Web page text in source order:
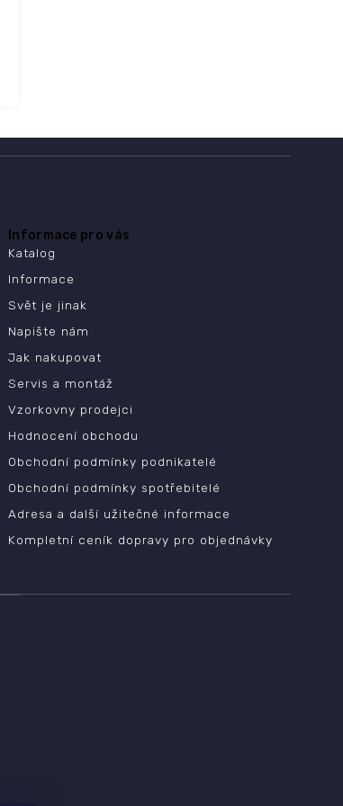
Informace pro vás
Katalog
Informace
Svět je jinak
Napište nám
Jak nakupovat
Servis a montáž
Vzorkovny prodejci
Hodnocení obchodu
Obchodní podmínky podnikatelé
Obchodní podmínky spotřebitelé
Adresa a další užitečné informace
Kompletní ceník dopravy pro objednávky